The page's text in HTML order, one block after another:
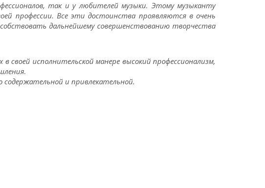
так и у любителей музыки. Этому музыканту
профессии. Все эти достоинства проявляются в очень
дальнейшему совершенствованию творчества
своей исполнительской манере высокий профессионализм,
содержательной и привлекательной.